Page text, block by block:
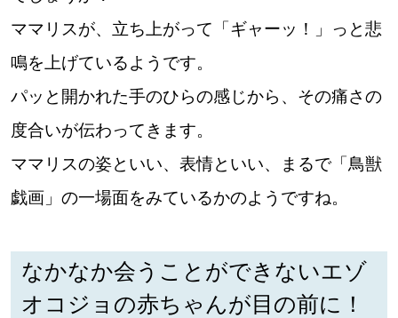
ママリスが、立ち上がって「ギャーッ！」っと悲
鳴を上げているようです。
パッと開かれた手のひらの感じから、その痛さの
度合いが伝わってきます。
ママリスの姿といい、表情といい、まるで「鳥獣
戯画」の一場面をみているかのようですね。
なかなか会うことができないエゾ
オコジョの赤ちゃんが目の前に！